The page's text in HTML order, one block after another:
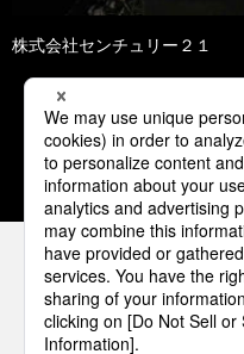
株式会社センチュリー２１
1 2 3
パナソニックの